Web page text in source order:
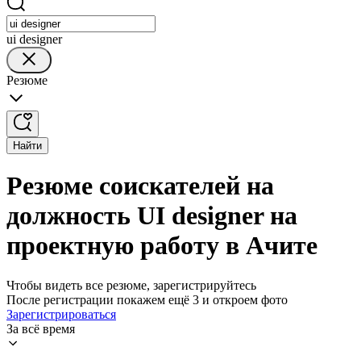
ui designer
Резюме
Найти
Резюме соискателей на
должность UI designer на
проектную работу в Ачите
Чтобы видеть все резюме, зарегистрируйтесь
После регистрации покажем ещё 3 и откроем фото
Зарегистрироваться
За всё время